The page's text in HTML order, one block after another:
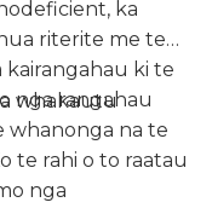
ka
riterite me te
kairangahau ki te
whakautu
nga rangahau
whanonga na te
te rahi o to raatau
nga